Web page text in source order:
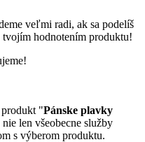
veľmi radi, ak sa podelíš
tvojím hodnotením produktu!
"Pánske plavky
nie len všeobecne služby
s výberom produktu.